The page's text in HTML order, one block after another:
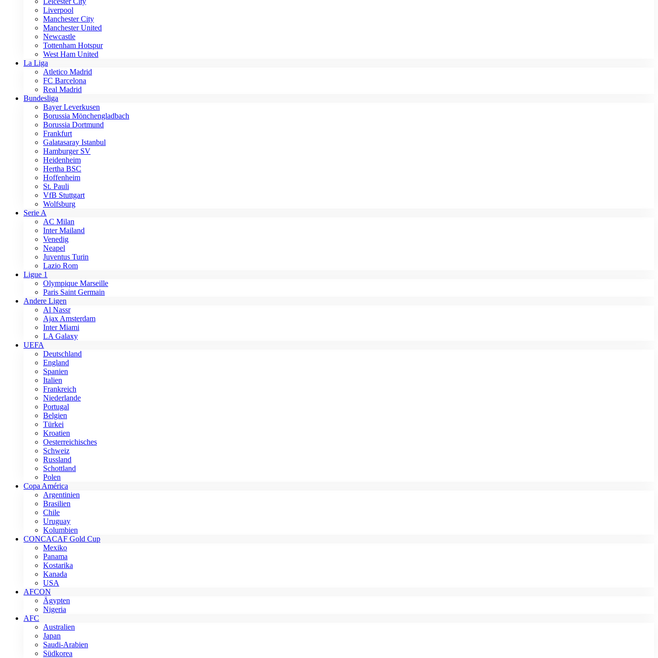
Liverpool
Manchester City
Manchester United
Newcastle
Tottenham Hotspur
West Ham United
La Liga
Atletico Madrid
FC Barcelona
Real Madrid
Bundesliga
Bayer Leverkusen
Borussia Mönchengladbach
Borussia Dortmund
Frankfurt
Galatasaray Istanbul
Hamburger SV
Heidenheim
Hertha BSC
Hoffenheim
St. Pauli
VfB Stuttgart
Wolfsburg
Serie A
AC Milan
Inter Mailand
Venedig
Neapel
Juventus Turin
Lazio Rom
Ligue 1
Olympique Marseille
Paris Saint Germain
Andere Ligen
Al Nassr
Ajax Amsterdam
Inter Miami
LA Galaxy
UEFA
Deutschland
England
Spanien
Italien
Frankreich
Niederlande
Portugal
Belgien
Türkei
Kroatien
Oesterreichisches
Schweiz
Russland
Schottland
Polen
Copa América
Argentinien
Brasilien
Chile
Uruguay
Kolumbien
CONCACAF Gold Cup
Mexiko
Panama
Kostarika
Kanada
USA
AFCON
Ägypten
Nigeria
AFC
Australien
Japan
Saudi-Arabien
Südkorea